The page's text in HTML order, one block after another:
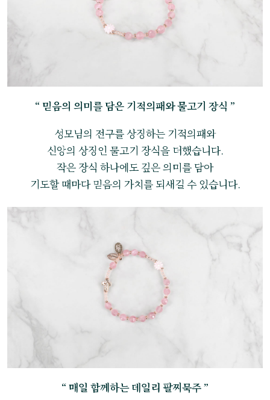
“ 믿음의 의미를 담은 기적의패와 물고기 장식 ”
성모님의 전구를 상징하는 기적의패와
신앙의 상징인 물고기 장식을 더했습니다.
작은 장식 하나에도 깊은 의미를 담아
기도할 때마다 믿음의 가치를 되새길 수 있습니다.
“ 매일 함께하는 데일리 팔찌묵주 ”